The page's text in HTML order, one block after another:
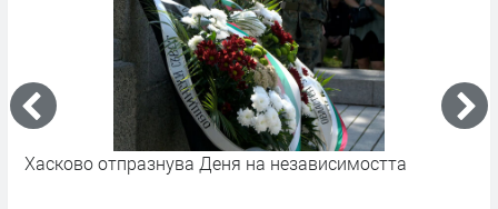
Хасково отпразнува Деня на независимостта